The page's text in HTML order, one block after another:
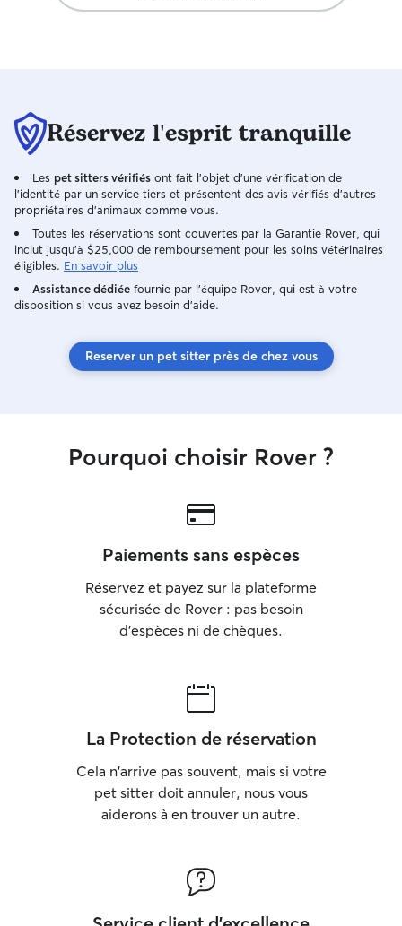
Réservez l'esprit tranquille
Les pet sitters vérifiés ont fait l'objet d'une vérification de
l'identité par un service tiers et présentent des avis vérifiés d'autres
propriétaires d'animaux comme vous.
Toutes les réservations sont couvertes par la Garantie Rover, qui
inclut jusqu'à $25,000 de remboursement pour les soins vétérinaires
éligibles. En savoir plus
Assistance dédiée fournie par l'équipe Rover, qui est à votre
disposition si vous avez besoin d'aide.
Reserver un pet sitter près de chez vous
Pourquoi choisir Rover ?
Paiements sans espèces
Réservez et payez sur la plateforme
sécurisée de Rover : pas besoin
d'espèces ni de chèques.
La Protection de réservation
Cela n'arrive pas souvent, mais si votre
pet sitter doit annuler, nous vous
aiderons à en trouver un autre.